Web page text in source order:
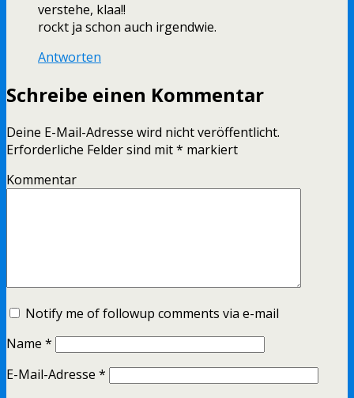
verstehe, klaa!!
rockt ja schon auch irgendwie.
Antworten
Schreibe einen Kommentar
Deine E-Mail-Adresse wird nicht veröffentlicht.
Erforderliche Felder sind mit* markiert
Kommentar
Notify me of followup comments via e-mail
Name *
E-Mail-Adresse *